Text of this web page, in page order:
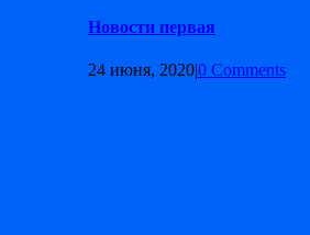
Новости первая
24 июня, 2020|0 Comments